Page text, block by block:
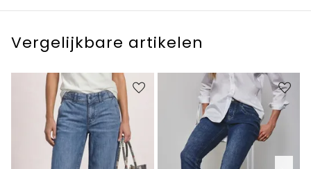
Vergelijkbare artikelen